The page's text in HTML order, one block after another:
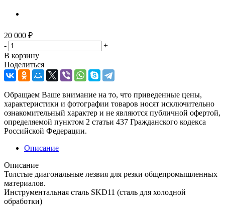
20 000 ₽
-
+
В корзину
Поделиться
Обращаем Ваше внимание на то, что приведенные цены,
характеристики и фотографии товаров носят исключительно
ознакомительный характер и не являются публичной офертой,
определяемой пунктом 2 статьи 437 Гражданского кодекса
Российской Федерации.
Описание
Описание
Толстые диагональные лезвия для резки общепромышленных
материалов.
Инструментальная сталь SKD11 (сталь для холодной
обработки)